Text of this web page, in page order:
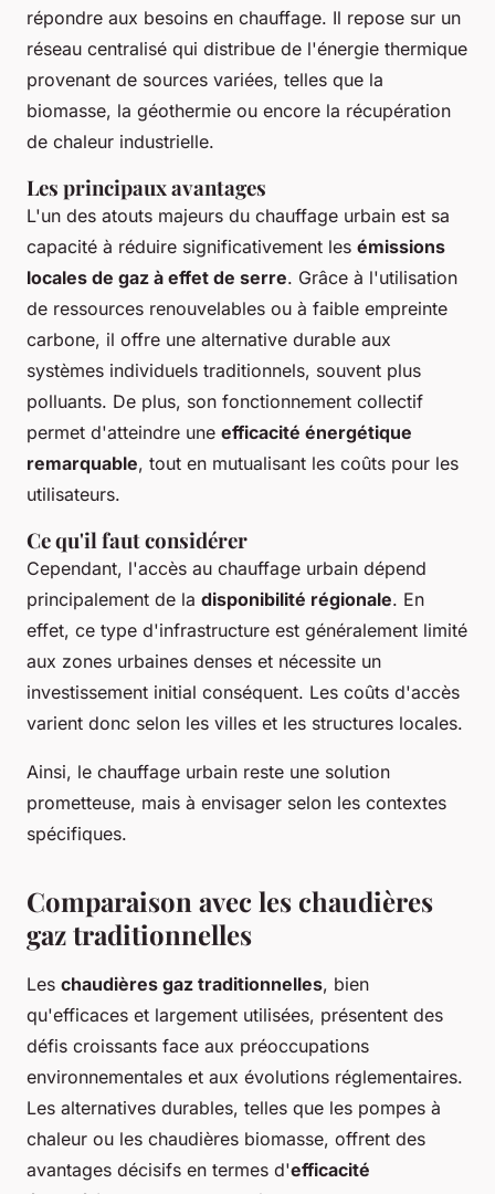
répondre aux besoins en chauffage. Il repose sur un
réseau centralisé qui distribue de l'énergie thermique
provenant de sources variées, telles que la
biomasse, la géothermie ou encore la récupération
de chaleur industrielle.
Les principaux avantages
L'un des atouts majeurs du chauffage urbain est sa
capacité à réduire significativement les émissions
locales de gaz à effet de serre. Grâce à l'utilisation
de ressources renouvelables ou à faible empreinte
carbone, il offre une alternative durable aux
systèmes individuels traditionnels, souvent plus
polluants. De plus, son fonctionnement collectif
permet d'atteindre une efficacité énergétique
remarquable, tout en mutualisant les coûts pour les
utilisateurs.
Ce qu'il faut considérer
Cependant, l'accès au chauffage urbain dépend
principalement de la disponibilité régionale. En
effet, ce type d'infrastructure est généralement limité
aux zones urbaines denses et nécessite un
investissement initial conséquent. Les coûts d'accès
varient donc selon les villes et les structures locales.
Ainsi, le chauffage urbain reste une solution
prometteuse, mais à envisager selon les contextes
spécifiques.
Comparaison avec les chaudières
gaz traditionnelles
Les chaudières gaz traditionnelles, bien
qu'efficaces et largement utilisées, présentent des
défis croissants face aux préoccupations
environnementales et aux évolutions réglementaires.
Les alternatives durables, telles que les pompes à
chaleur ou les chaudières biomasse, offrent des
avantages décisifs en termes d'efficacité